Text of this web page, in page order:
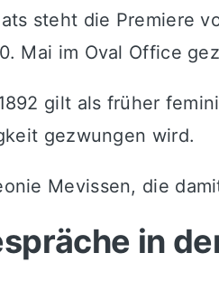
steht die Premiere
Mai im Oval Office
gilt als früher
gezwungen wird.
Mevissen, die
in